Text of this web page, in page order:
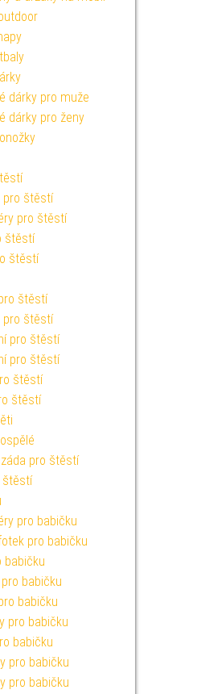
dárky pro muže
dárky pro ženy
pro štěstí
pro štěstí
štěstí
štěstí
štěstí
pro štěstí
pro štěstí
pro štěstí
štěstí
štěstí
pro štěstí
štěstí
pro babičku
pro babičku
babičku
babičku
babičku
pro babičku
babičku
pro babičku
pro babičku